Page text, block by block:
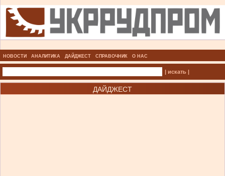
НОВОСТИ АНАЛИТИКА ДАЙДЖЕСТ СПРАВОЧНИК О НАС
| искать |
ДАЙДЖЕСТ